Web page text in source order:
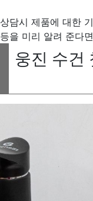
상담시 제품에 대한
등을 미리 알려 준다
웅진 수건